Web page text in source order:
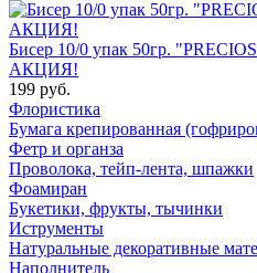
Бисер 10/0 упак 50гр.
АКЦИЯ!
199 руб.
Флористика
Бумага крепированная
Фетр и органза
Проволока, тейп-лента, шпажки
Фоамиран
Букетики, фрукты, тычинки
Иструменты
Натуральные декоративные
Наполнитель